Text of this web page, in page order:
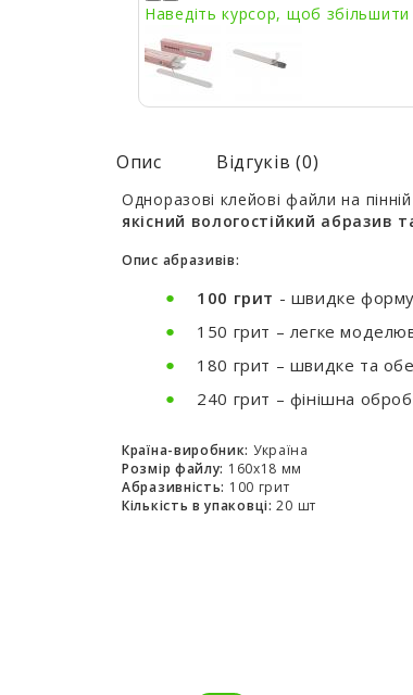
Наведіть курсор, щоб збільшити
Опис Відгуків (0)
Одноразові клейові файли на
якісний вологостійкий абразив
Опис абразивів:
100 грит - швидке
150 грит – легке
180 грит – швидке та
240 грит – фінішна
Країна-виробник: Україна
Розмір файлу: 160x18 мм
Абразивність: 100 грит
Кількість в упаковці: 20 шт